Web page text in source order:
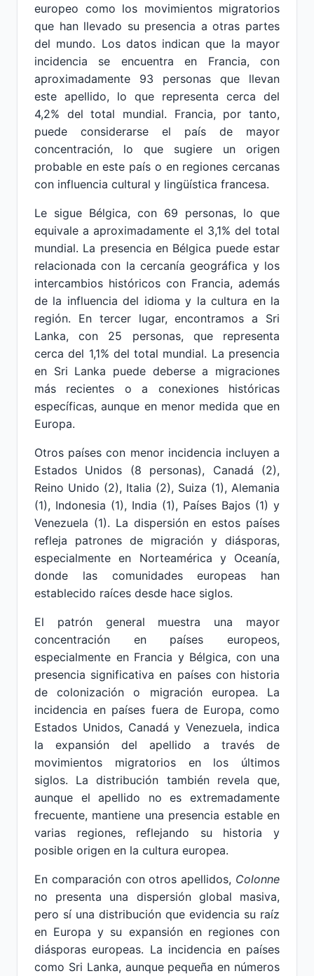
europeo como los movimientos migratorios
que han llevado su presencia a otras partes
del mundo. Los datos indican que la mayor
incidencia se encuentra en Francia, con
aproximadamente 93 personas que llevan
este apellido, lo que representa cerca del
4,2% del total mundial. Francia, por tanto,
puede considerarse el país de mayor
concentración, lo que sugiere un origen
probable en este país o en regiones cercanas
con influencia cultural y lingüística francesa.
Le sigue Bélgica, con 69 personas, lo que
equivale a aproximadamente el 3,1% del total
mundial. La presencia en Bélgica puede estar
relacionada con la cercanía geográfica y los
intercambios históricos con Francia, además
de la influencia del idioma y la cultura en la
región. En tercer lugar, encontramos a Sri
Lanka, con 25 personas, que representa
cerca del 1,1% del total mundial. La presencia
en Sri Lanka puede deberse a migraciones
más recientes o a conexiones históricas
específicas, aunque en menor medida que en
Europa.
Otros países con menor incidencia incluyen a
Estados Unidos (8 personas), Canadá (2),
Reino Unido (2), Italia (2), Suiza (1), Alemania
(1), Indonesia (1), India (1), Países Bajos (1) y
Venezuela (1). La dispersión en estos países
refleja patrones de migración y diásporas,
especialmente en Norteamérica y Oceanía,
donde las comunidades europeas han
establecido raíces desde hace siglos.
El patrón general muestra una mayor
concentración en países europeos,
especialmente en Francia y Bélgica, con una
presencia significativa en países con historia
de colonización o migración europea. La
incidencia en países fuera de Europa, como
Estados Unidos, Canadá y Venezuela, indica
la expansión del apellido a través de
movimientos migratorios en los últimos
siglos. La distribución también revela que,
aunque el apellido no es extremadamente
frecuente, mantiene una presencia estable en
varias regiones, reflejando su historia y
posible origen en la cultura europea.
En comparación con otros apellidos, Colonne
no presenta una dispersión global masiva,
pero sí una distribución que evidencia su raíz
en Europa y su expansión en regiones con
diásporas europeas. La incidencia en países
como Sri Lanka, aunque pequeña en números